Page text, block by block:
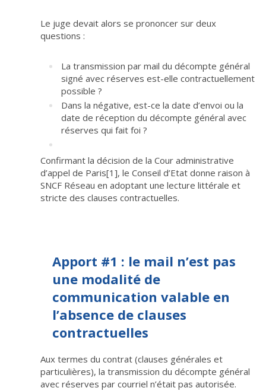
Le juge devait alors se prononcer sur deux
questions :
La transmission par mail du décompte général
signé avec réserves est-elle contractuellement
possible ?
Dans la négative, est-ce la date d’envoi ou la
date de réception du décompte général avec
réserves qui fait foi ?
Confirmant la décision de la Cour administrative
d’appel de Paris[1], le Conseil d’Etat donne raison à
SNCF Réseau en adoptant une lecture littérale et
stricte des clauses contractuelles.
Apport #1 : le mail n’est pas
une modalité de
communication valable en
l’absence de clauses
contractuelles
Aux termes du contrat (clauses générales et
particulières), la transmission du décompte général
avec réserves par courriel n’était pas autorisée.